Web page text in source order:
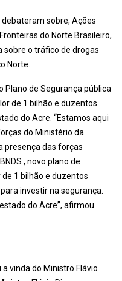
sobre, Ações
do Norte Brasileiro,
sobre o tráfico de drogas
Norte.
Plano de Segurança pública
de 1 bilhão e duzentos
do Acre. “Estamos aqui
do Ministério da
presença das forças
, novo plano de
1 bilhão e duzentos
investir na segurança.
do Acre”, afirmou
vinda do Ministro Flávio